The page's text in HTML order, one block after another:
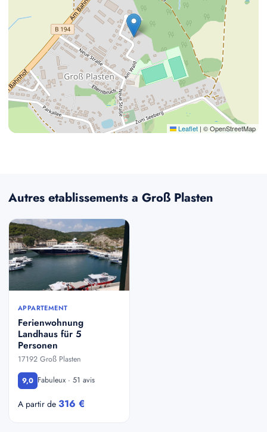
Leaflet | © OpenStreetMap
Autres etablissements a Groß Plasten
APPARTEMENT
Ferienwohnung
Landhaus für 5
Personen
17192 Groß Plasten
9,0 Fabuleux · 51 avis
A partir de 316 €